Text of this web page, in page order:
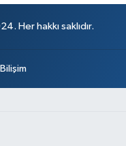
Her hakkı saklıdır.